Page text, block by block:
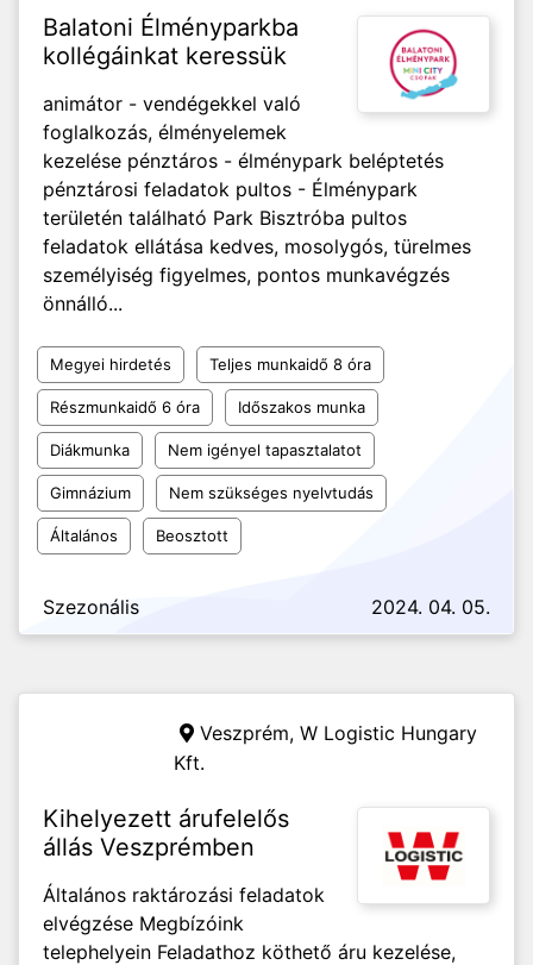
Balatoni Élményparkba
kollégáinkat keressük
animátor - vendégekkel való
foglalkozás, élményelemek
kezelése pénztáros - élménypark beléptetés
pénztárosi feladatok pultos - Élménypark
területén található Park Bisztróba pultos
feladatok ellátása kedves, mosolygós, türelmes
személyiség figyelmes, pontos munkavégzés
önnálló...
Megyei hirdetés Teljes munkaidő 8 óra
Részmunkaidő 6 óra Időszakos munka
Diákmunka Nem igényel tapasztalatot
Gimnázium Nem szükséges nyelvtudás
Általános Beosztott
Szezonális 2024. 04. 05.
Veszprém, W Logistic Hungary
Kft.
Kihelyezett árufelelős
állás Veszprémben
Általános raktározási feladatok
elvégzése Megbízóink
telephelyein Feladathoz köthető áru kezelése,